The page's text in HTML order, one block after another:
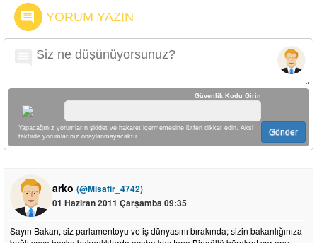
YORUM YAZIN
Güvenlik Kodu Girin
Yapacağınız yorumların şiddet ve hakaret içermemesine lütfen dikkat edin. Aksi
taktirde yorumlarınız onaylanmayacaktır.
Gönder
arko (@Misafir_4742)
01 Haziran 2011 Çarşamba 09:35
Sayın Bakan, siz parlamentoyu ve iş dünyasını bırakında; sizin bakanlığınıza